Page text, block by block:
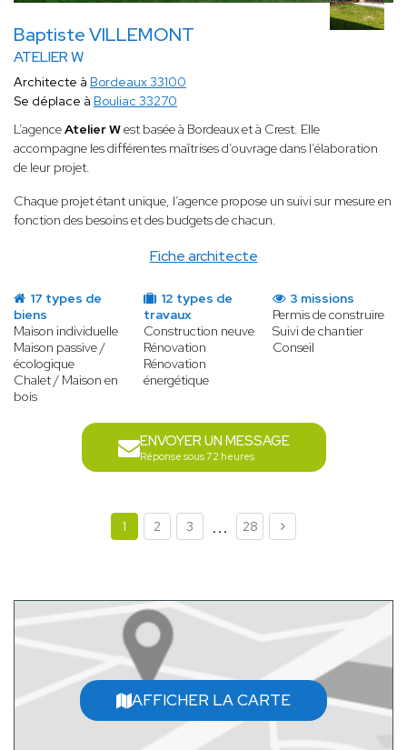
Baptiste VILLEMONT
ATELIER W
Fiche architecte
Architecte à Bordeaux 33100
Se déplace à Bouliac 33270
L’agenceAtelier West basée à Bordeaux et à Crest. Elle
accompagne les différentes maîtrises d’ouvrage dans l’élaboration
de leur projet.
Chaque projet étant unique, l’agence propose un suivi sur mesure en
fonction des besoins et des budgets de chacun.
17 types de
biens
Maison individuelle
Maison passive /
écologique
Chalet / Maison en
bois
12 types de
travaux
Construction neuve
Rénovation
Rénovation
énergétique
3 missions
Permis de construire
Suivi de chantier
Conseil
ENVOYER UN MESSAGE
Réponse sous 72 heures
1 2 3 ... 28
AFFICHER LA CARTE